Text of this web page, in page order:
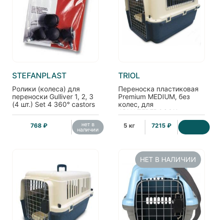
STEFANPLAST
Ролики (колеса) для
переноски Gulliver 1, 2, 3
(4 шт.) Set 4 360° castors
768 ₽ нет в
наличии
TRIOL
Переноска пластиковая
Premium MEDIUM, без
колес, для
АВИАПЕРЕВОЗОК,
67,5*51*47 см (5105)
5 кг 7215 ₽
НЕТ В НАЛИЧИИ